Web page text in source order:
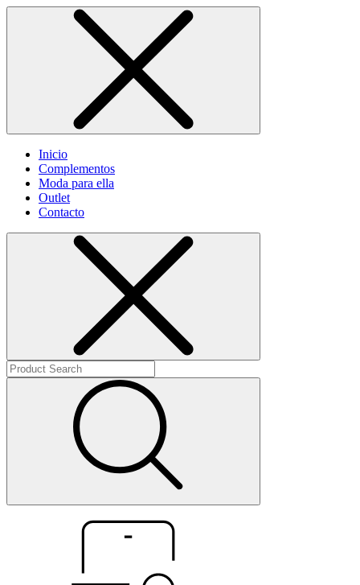
Inicio
Complementos
Moda para ella
Outlet
Contacto